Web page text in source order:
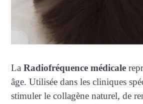
La Radiofréquence médicale
âge. Utilisée dans les cliniques
stimuler le collagène naturel, de